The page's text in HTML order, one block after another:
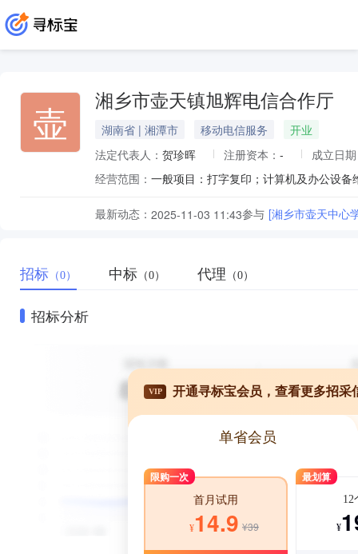
壶 湘乡市壶天镇旭辉电信合作厅
湖南省 | 湘潭市 移动电信服务
开业
法定代表人： 贺珍晖 注册资本： -
成立日
经营范围：
最新动态： 2025-11-03 11:43参与 [湘乡市壶天中心
招标 （0） 中标 （0） 代理 （0）
招标分析
VIP 开通寻标宝会员，查看更多招采
单省会员
限购一次
首月试用
¥14.9 ¥39
最划算
12
¥